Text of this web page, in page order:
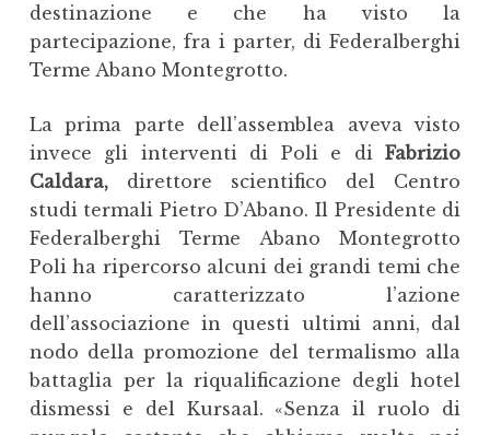
destinazione e che ha visto la
partecipazione, fra i parter, di Federalberghi
Terme Abano Montegrotto.
La prima parte dell’assemblea aveva visto
invece gli interventi di Poli e diFabrizio
Caldara,direttore scientifico del Centro
studi termali Pietro D’Abano. Il Presidente di
Federalberghi Terme Abano Montegrotto
Poli ha ripercorso alcuni dei grandi temi che
hanno caratterizzato l’azione
dell’associazione in questi ultimi anni, dal
nodo della promozione del termalismo alla
battaglia per la riqualificazione degli hotel
dismessi e del Kursaal. «Senza il ruolo di